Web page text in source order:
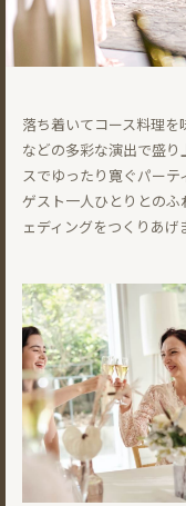
落ち着いてコース料理
などの多彩な演出で盛
スでゆったり寛ぐパー
ゲスト一人ひとりとの
ェディングをつくりあげ